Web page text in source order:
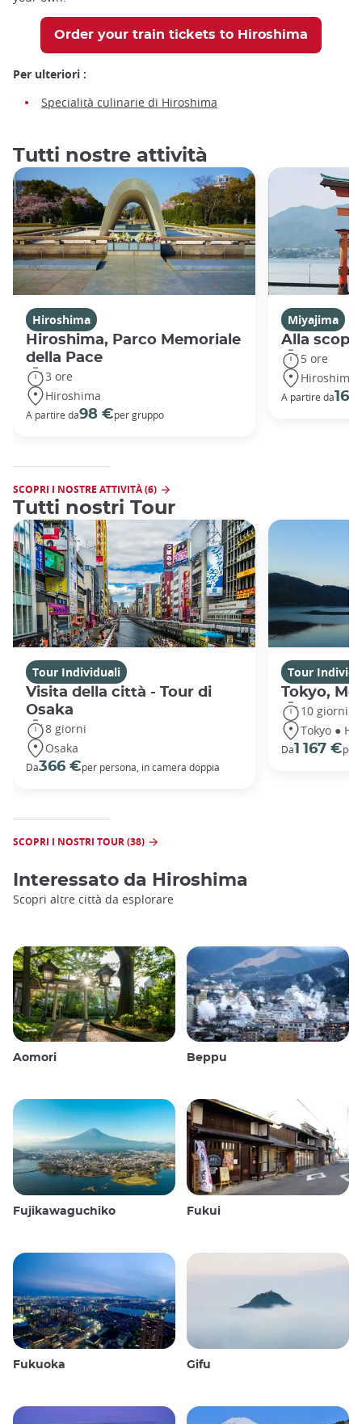
Order your train tickets to Hiroshima
Per ulteriori :
Specialità culinarie di Hiroshima
Tutti nostre attività
Hiroshima
Hiroshima, Parco Memoriale
della Pace
3 ore
Hiroshima
A partire da98 €per gruppo
Miyajima
Alla
5 ore
Hiroshima
A partire da
SCOPRI I NOSTRE ATTIVITÀ (6)
Tutti nostri Tour
Tour Individuali
Visita della città - Tour di
Osaka
8 giorni
Osaka
Da366 €per persona, in camera doppia
Tour
Tokyo,
10 giorni
Tokyo ●
Da1 167 €per
SCOPRI I NOSTRI TOUR (38)
Interessato da Hiroshima
Scopri altre città da esplorare
Aomori Beppu
Fujikawaguchiko Fukui
Fukuoka Gifu